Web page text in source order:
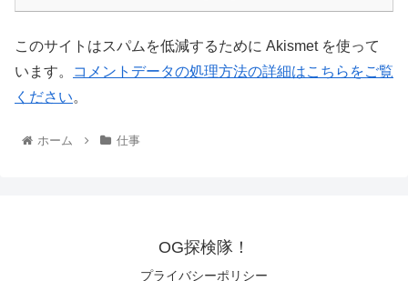
このサイトはスパムを低減するために Akismet を使って
います。
コメントデータの処理方法の詳細はこちらをご覧
ください。
ホーム 仕事
OG探検隊！
プライバシーポリシー